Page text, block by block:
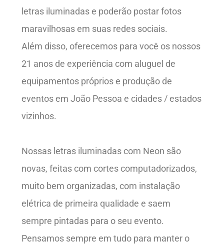
letras iluminadas e poderão postar fotos
maravilhosas em suas redes sociais.
Além disso, oferecemos para você os nossos
21 anos de experiência com aluguel de
equipamentos próprios e produção de
eventos em João Pessoa e cidades / estados
vizinhos.
Nossas letras iluminadas com Neon são
novas, feitas com cortes computadorizados,
muito bem organizadas, com instalação
elétrica de primeira qualidade e saem
sempre pintadas para o seu evento.
Pensamos sempre em tudo para manter o